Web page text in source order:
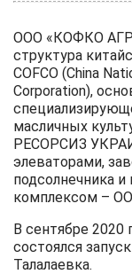
ООО «КОФКО
структура
COFCO (China
Corporation),
масличных
РЕСОРСИЗ
элеваторами,
подсолнечника
комплексом –
В сентябре 2020
состоялся
Талалаевка.